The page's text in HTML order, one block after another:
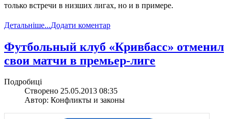
только встречи в низших лигах, но и в примере.
Детальніше...Додати коментар
Футбольный клуб «Кривбасс» отменил
свои матчи в премьер-лиге
Подробиці
Створено 25.05.2013 08:35
Автор: Конфликты и законы